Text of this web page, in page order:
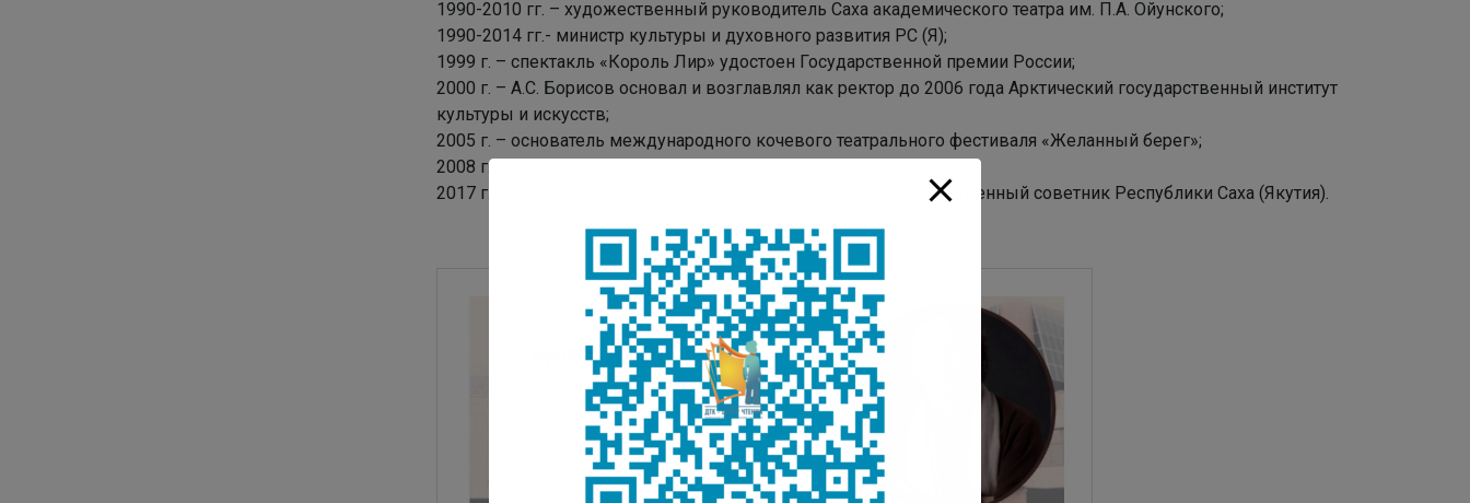
1990-2010 гг. – художественный руководитель Саха академического театра им. П.А. Ойунского;
1990-2014 гг.- министр культуры и духовного развития РС (Я);
1999 г. – спектакль «Король Лир» удостоен Государственной премии России;
2000 г. – А.С. Борисов основал и возглавлял как ректор до 2006 года Арктический государственный институт
культуры и искусств;
2005 г. – основатель международного кочевого театрального фестиваля «Желанный берег»;
2008 г. – основал Театр Олонхо;
2017 г. – Премия «Золотая маска». С ноября 2014 года государственный советник Республики Саха (Якутия).